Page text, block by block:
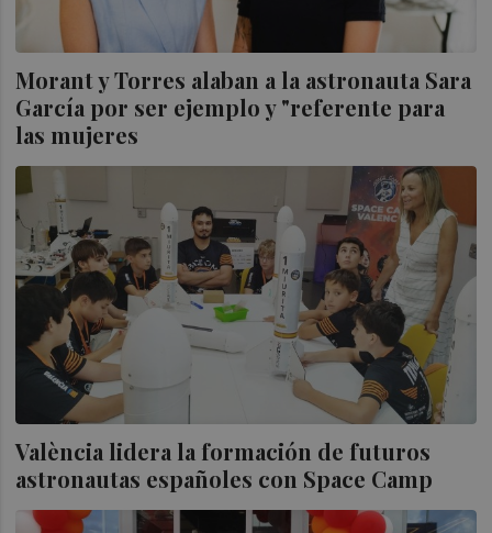
Morant y Torres alaban a la astronauta Sara
García por ser ejemplo y "referente para
las mujeres
València lidera la formación de futuros
astronautas españoles con Space Camp